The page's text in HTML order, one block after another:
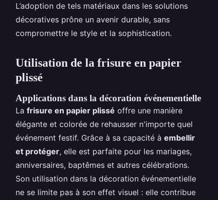
L’adoption de tels matériaux dans les solutions
décoratives prône un avenir durable, sans
compromettre le style et la sophistication.
Utilisation de la frisure en papier
plissé
Applications dans la décoration événementielle
La frisure en papier plissé offre une manière
élégante et colorée de rehausser n'importe quel
événement festif. Grâce à sa capacité à embellir
et protéger, elle est parfaite pour les mariages,
anniversaires, baptêmes et autres célébrations.
Son utilisation dans la décoration événementielle
ne se limite pas à son effet visuel : elle contribue